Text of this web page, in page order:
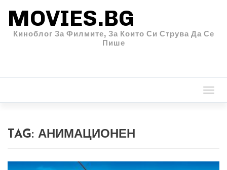
MOVIES.BG
Киноблог За Филмите, За Които Си Струва Да Се
Пише
TAG: АНИМАЦИОНЕН